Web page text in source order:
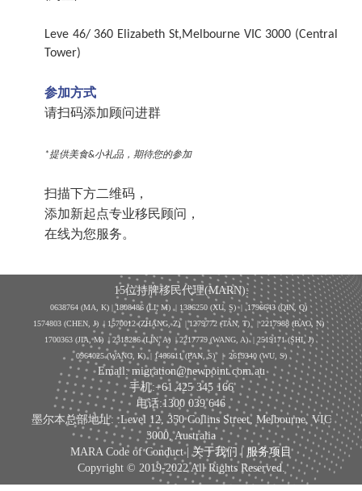
Leve 46/ 360 Elizabeth St,Melbourne VIC 3000 (Central
Tower)
参加方式
请扫码添加顾问进群
*提供美食&小礼品，期待您的参加
扫描下方二维码，
添加新起点专业移民顾问，
在线为您服务。
15位持牌移民代理(MARN):
0638764 (MA, K) |1808486 (LI, M) | 1386250 (XU, S)| 1796643 (QIN, Q)
1574803 (CHEN, J) | 1570012 (ZHANG, Z) | 1279772 (TAN, T) | 2217988 (BAO, N)
1700363 (JIA, M) | 2318286 (LIN, A) | 2217779 (WANG, A) | 2519171 (SHI, J)
0964025 (WANG, K) | 1466611 (PAN, S)| 2619340 (WU, S)
Email: migration@newpoint.com.au
手机:+61 425 345 166
电话:1300 039 646
墨尔本总部地址: :Level 12, 350 Collins Street, Melbourne, VIC
3000, Australia
MARA Code of Conduct |关于我们 | 服务项目
Copyright © 2019-2022 All Rights Reserved.